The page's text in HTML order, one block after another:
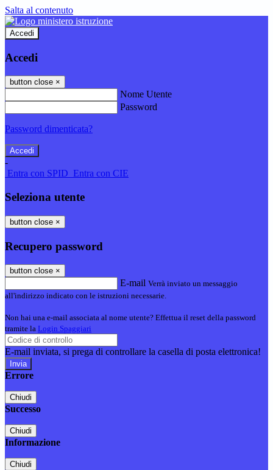
Salta al contenuto
Accedi
Accedi
button close ×
Nome Utente
Password
Password dimenticata?
-
Entra con SPID Entra con CIE
Seleziona utente
button close ×
Recupero password
button close ×
E-mail Verrà inviato un messaggio
all'indirizzo indicato con le istruzioni necessarie.
Non hai una e-mail associata al nome utente? Effettua il reset della password
tramite la Login Spaggiari
E-mail inviata, si prega di controllare la casella di posta elettronica!
Errore
Chiudi
Successo
Chiudi
Informazione
Chiudi